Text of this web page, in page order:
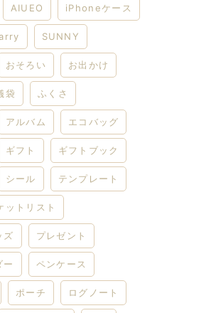
AIUEO iPhoneケース
SUNNY
おそろい お出かけ
袋 ふくさ
アルバム エコバッグ
ギフト ギフトブック
シール テンプレート
ットリスト
ズ プレゼント
ー ペンケース
ポーチ ログノート